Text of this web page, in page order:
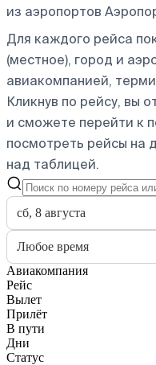
из аэропортов
Для каждого рейса
(местное), город и
авиакомпанией,
Кликнув по рейсу, вы
и сможете перейти к
посмотреть рейсы на
над таблицей.
сб, 8 августа
Любое время
Авиакомпания
Рейс
Вылет
Прилёт
В пути
Дни
Статус